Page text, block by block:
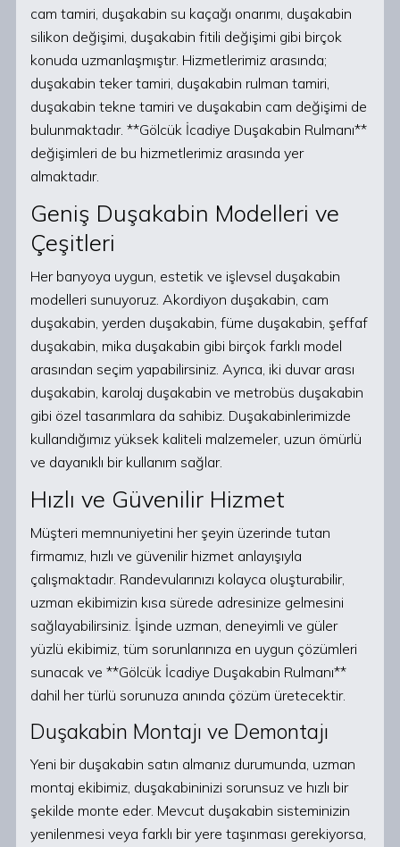
cam tamiri, duşakabin su kaçağı onarımı, duşakabin
silikon değişimi, duşakabin fitili değişimi gibi birçok
konuda uzmanlaşmıştır. Hizmetlerimiz arasında;
duşakabin teker tamiri, duşakabin rulman tamiri,
duşakabin tekne tamiri ve duşakabin cam değişimi de
bulunmaktadır. **Gölcük İcadiye Duşakabin Rulmanı**
değişimleri de bu hizmetlerimiz arasında yer
almaktadır.
Geniş Duşakabin Modelleri ve
Çeşitleri
Her banyoya uygun, estetik ve işlevsel duşakabin
modelleri sunuyoruz. Akordiyon duşakabin, cam
duşakabin, yerden duşakabin, füme duşakabin, şeffaf
duşakabin, mika duşakabin gibi birçok farklı model
arasından seçim yapabilirsiniz. Ayrıca, iki duvar arası
duşakabin, karolaj duşakabin ve metrobüs duşakabin
gibi özel tasarımlara da sahibiz. Duşakabinlerimizde
kullandığımız yüksek kaliteli malzemeler, uzun ömürlü
ve dayanıklı bir kullanım sağlar.
Hızlı ve Güvenilir Hizmet
Müşteri memnuniyetini her şeyin üzerinde tutan
firmamız, hızlı ve güvenilir hizmet anlayışıyla
çalışmaktadır. Randevularınızı kolayca oluşturabilir,
uzman ekibimizin kısa sürede adresinize gelmesini
sağlayabilirsiniz. İşinde uzman, deneyimli ve güler
yüzlü ekibimiz, tüm sorunlarınıza en uygun çözümleri
sunacak ve **Gölcük İcadiye Duşakabin Rulmanı**
dahil her türlü sorunuza anında çözüm üretecektir.
Duşakabin Montajı ve Demontajı
Yeni bir duşakabin satın almanız durumunda, uzman
montaj ekibimiz, duşakabininizi sorunsuz ve hızlı bir
şekilde monte eder. Mevcut duşakabin sisteminizin
yenilenmesi veya farklı bir yere taşınması gerekiyorsa,